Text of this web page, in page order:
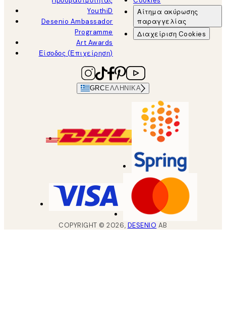
YouthiD
Desenio Ambassador
Programme
Art Awards
Είσοδος (Επιχείρηση)
Αίτημα ακύρωσης
παραγγελίας
Διαχείριση Cookies
GRC ΕΛΛΗΝΙΚΆ
COPYRIGHT ©2026, DESENIO AB